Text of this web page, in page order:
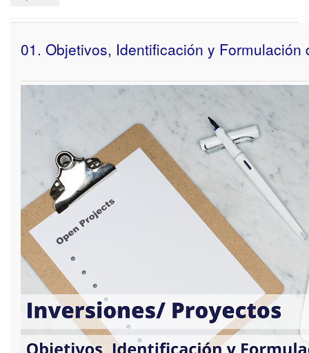
Title
01. Objetivos, Identificación y Formulación